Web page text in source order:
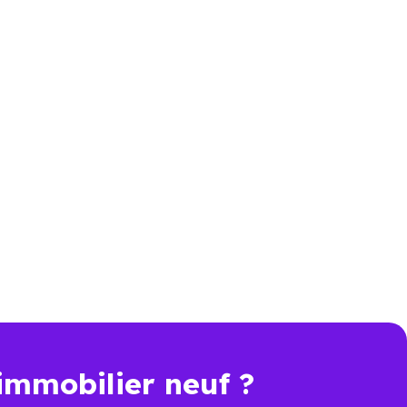
compte, pour tout projet
: comparer
que celui d’un bien
comparer objectivement,
énergétique, sécurité
neuf ?